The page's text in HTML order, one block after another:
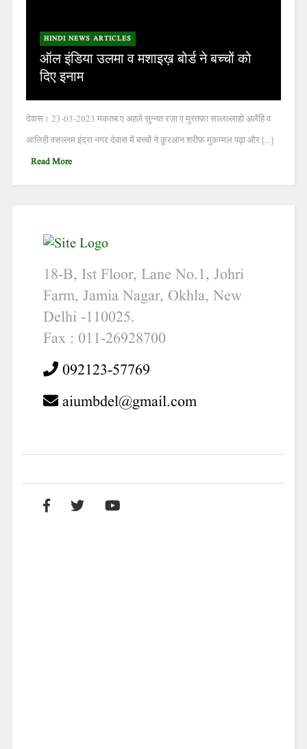
HINDI NEWS ARTICLES
ऑल इंडिया उलमा व मशाइख़ बोर्ड ने बच्चों को
दिए इनाम
देवास। 23-03-2023 मकतब ए अहले सुन्नत रज़ा ए मुस्तफ़ा सल्लल्लाहो अ़लैहि व
आलिही वसल्लम इंद्रा नगर देवास में बच्चों ने क़ुरआन शरीफ़ मुकम्मल पढ़ा और [...]
Read More
18-B, Ist Floor, Lane No.1, Johri
Farm, Jamia Nagar, Okhla, New
Delhi -110025.
Fax : 011-26928700
092123-57769
aiumbdel@gmail.com